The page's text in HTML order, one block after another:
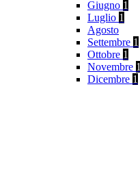
Giugno 1
Luglio 1
Agosto
Settembre 1
Ottobre 1
Novembre 1
Dicembre 1